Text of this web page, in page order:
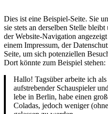
Dies ist eine Beispiel-Seite. Sie
sie stets an derselben Stelle
der Website-Navigation
einem Impressum, der
Seite, um sich potenziellen
Dort könnte zum Beispiel stehen:
Hallo! Tagsüber arbeite ich
aufstrebender Schauspieler
lebe in Berlin, habe einen
Coladas, jedoch weniger